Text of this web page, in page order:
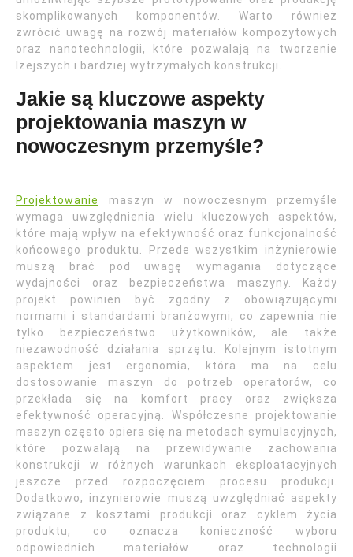
skomplikowanych komponentów. Warto również
zwrócić uwagę na rozwój materiałów kompozytowych
oraz nanotechnologii, które pozwalają na tworzenie
lżejszych i bardziej wytrzymałych konstrukcji.
Jakie są kluczowe aspekty
projektowania maszyn w
nowoczesnym przemyśle?
Projektowanie
maszyn w nowoczesnym przemyśle
wymaga uwzględnienia wielu kluczowych aspektów,
które mają wpływ na efektywność oraz funkcjonalność
końcowego produktu. Przede wszystkim inżynierowie
muszą brać pod uwagę wymagania dotyczące
wydajności oraz bezpieczeństwa maszyny. Każdy
projekt powinien być zgodny z obowiązującymi
normami i standardami branżowymi, co zapewnia nie
tylko bezpieczeństwo użytkowników, ale także
niezawodność działania sprzętu. Kolejnym istotnym
aspektem jest ergonomia, która ma na celu
dostosowanie maszyn do potrzeb operatorów, co
przekłada się na komfort pracy oraz zwiększa
efektywność operacyjną. Współczesne projektowanie
maszyn często opiera się na metodach symulacyjnych,
które pozwalają na przewidywanie zachowania
konstrukcji w różnych warunkach eksploatacyjnych
jeszcze przed rozpoczęciem procesu produkcji.
Dodatkowo, inżynierowie muszą uwzględniać aspekty
związane z kosztami produkcji oraz cyklem życia
produktu, co oznacza konieczność wyboru
odpowiednich materiałów oraz technologii